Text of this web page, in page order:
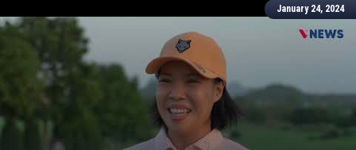
January 24, 2024